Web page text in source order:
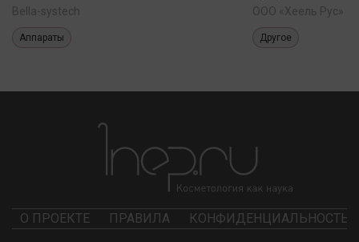
Bella-systech
Аппараты
ООО «Хеель Рус»
Другое
О ПРОЕКТЕ ПРАВИЛА КОНФИДЕНЦИАЛЬНОСТЬ